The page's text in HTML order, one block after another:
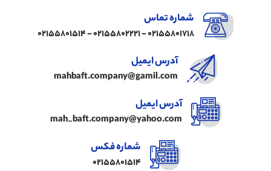
شماره تماس
02155801718 - 02155802221 - 02155801514
آدرس ایمیل
mahbaft.company@gamil.com
آدرس ایمیل
mah_baft.company@yahoo.com
شماره فکس
02155801514